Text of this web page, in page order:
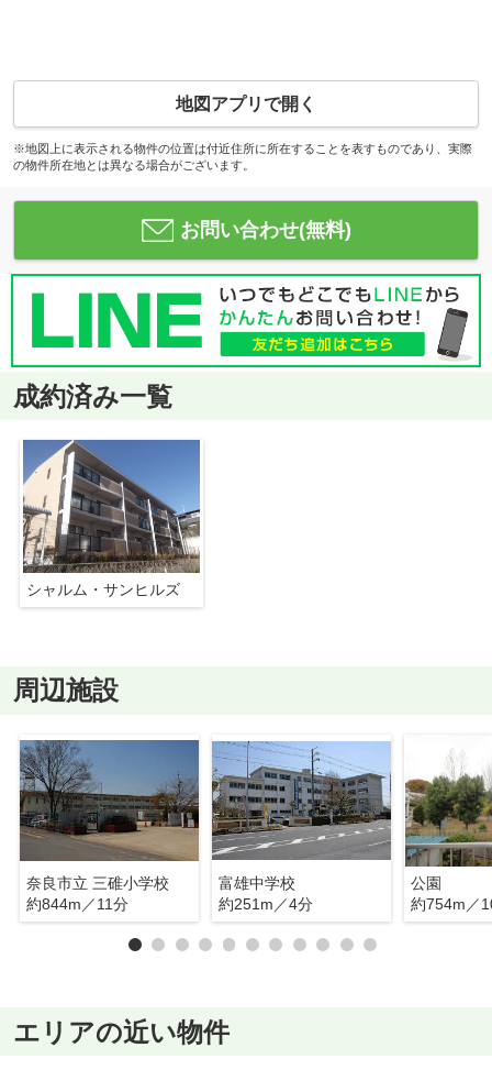
地図アプリで開く
※地図上に表示される物件の位置は付近住所に所在することを表すものであり、実際
の物件所在地とは異なる場合がございます。
お問い合わせ(無料)
成約済み一覧
シャルム・サンヒルズ
周辺施設
奈良市立 三碓小学校
約844m／11分
富雄中学校
約251m／4分
公園
約754m／
エリアの近い物件